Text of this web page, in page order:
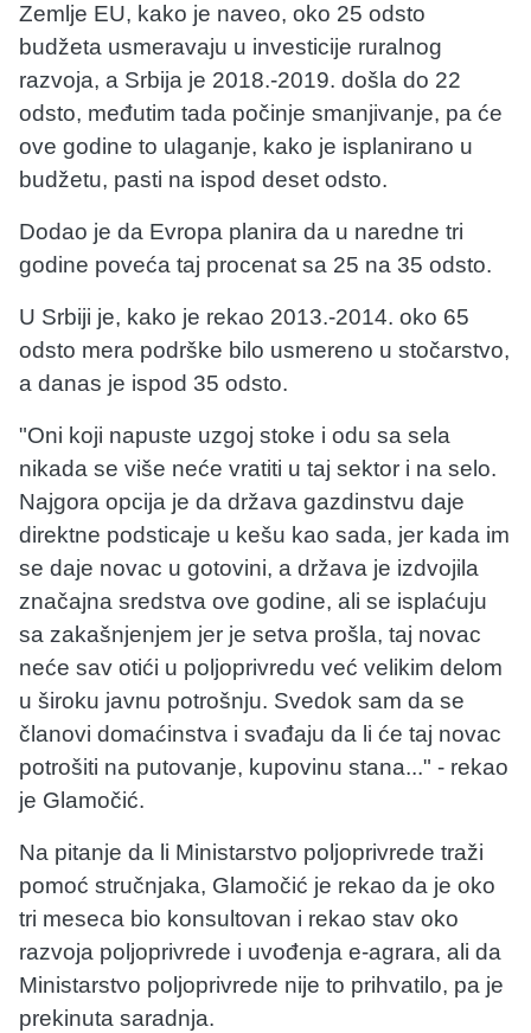
Zemlje EU, kako je naveo, oko 25 odsto
budžeta usmeravaju u investicije ruralnog
razvoja, a Srbija je 2018.-2019. došla do 22
odsto, međutim tada počinje smanjivanje, pa će
ove godine to ulaganje, kako je isplanirano u
budžetu, pasti na ispod deset odsto.
Dodao je da Evropa planira da u naredne tri
godine poveća taj procenat sa 25 na 35 odsto.
U Srbiji je, kako je rekao 2013.-2014. oko 65
odsto mera podrške bilo usmereno u stočarstvo,
a danas je ispod 35 odsto.
"Oni koji napuste uzgoj stoke i odu sa sela
nikada se više neće vratiti u taj sektor i na selo.
Najgora opcija je da država gazdinstvu daje
direktne podsticaje u kešu kao sada, jer kada im
se daje novac u gotovini, a država je izdvojila
značajna sredstva ove godine, ali se isplaćuju
sa zakašnjenjem jer je setva prošla, taj novac
neće sav otići u poljoprivredu već velikim delom
u široku javnu potrošnju. Svedok sam da se
članovi domaćinstva i svađaju da li će taj novac
potrošiti na putovanje, kupovinu stana..." - rekao
je Glamočić.
Na pitanje da li Ministarstvo poljoprivrede traži
pomoć stručnjaka, Glamočić je rekao da je oko
tri meseca bio konsultovan i rekao stav oko
razvoja poljoprivrede i uvođenja e-agrara, ali da
Ministarstvo poljoprivrede nije to prihvatilo, pa je
prekinuta saradnja.